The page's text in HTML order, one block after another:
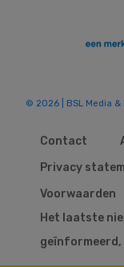
© 2026 | BSL Media &
Contact
Privacy
Voorwaarden
Het laatste
geïnformeerd,